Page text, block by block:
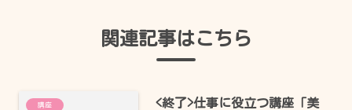
関連記事はこちら
講座
<終了>仕事に役立つ講座「美